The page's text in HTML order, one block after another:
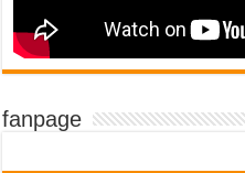
fanpage